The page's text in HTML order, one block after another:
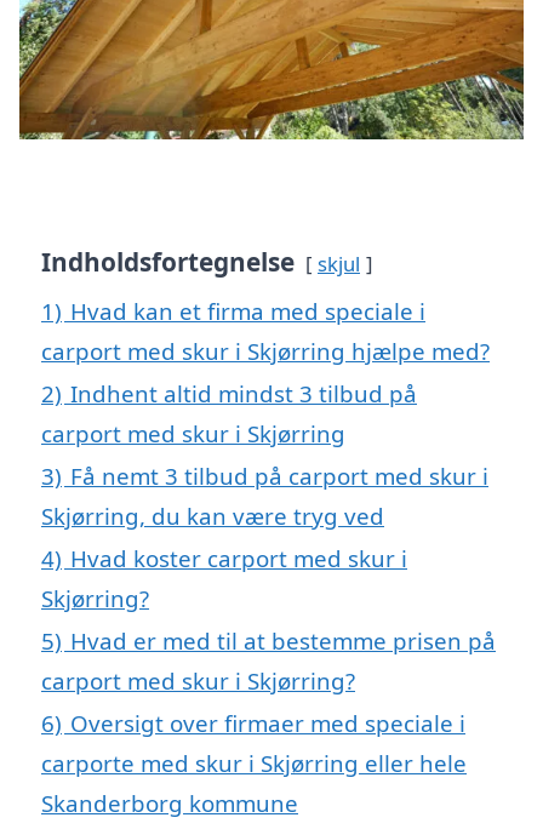
Indholdsfortegnelse skjul
1) Hvad kan et firma med speciale i
carport med skur i Skjørring hjælpe med?
2) Indhent altid mindst 3 tilbud på
carport med skur i Skjørring
3) Få nemt 3 tilbud på carport med skur i
Skjørring, du kan være tryg ved
4) Hvad koster carport med skur i
Skjørring?
5) Hvad er med til at bestemme prisen på
carport med skur i Skjørring?
6) Oversigt over firmaer med speciale i
carporte med skur i Skjørring eller hele
Skanderborg kommune